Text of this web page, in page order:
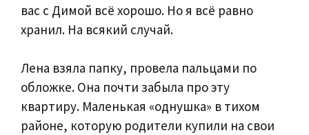
вас с Димой всё хорошо. Но я всё равно
хранил. На всякий случай.
Лена взяла папку, провела пальцами по
обложке. Она почти забыла про эту
квартиру. Маленькая «однушка» в тихом
районе, которую родители купили на свои